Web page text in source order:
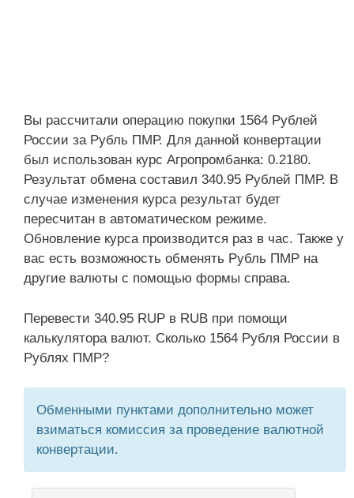
Вы рассчитали операцию покупки 1564 Рублей
России за Рубль ПМР. Для данной конвертации
был использован курс Агропромбанка: 0.2180.
Результат обмена составил 340.95 Рублей ПМР. В
случае изменения курса результат будет
пересчитан в автоматическом режиме.
Обновление курса производится раз в час. Также у
вас есть возможность обменять Рубль ПМР на
другие валюты с помощью формы справа.
Перевести 340.95 RUP в RUB при помощи
калькулятора валют. Сколько 1564 Рубля России в
Рублях ПМР?
Обменными пунктами дополнительно может
взиматься комиссия за проведение валютной
конвертации.